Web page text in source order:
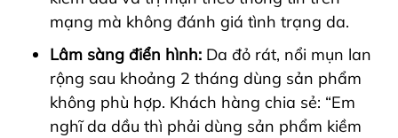
mạng mà không đánh giá tình trạng da.
Lâm sàng điển hình: Da đỏ rát, nổi mụn lan
rộng sau khoảng 2 tháng dùng sản phẩm
không phù hợp. Khách hàng chia sẻ: “Em
nghĩ da dầu thì phải dùng sản phẩm kiềm